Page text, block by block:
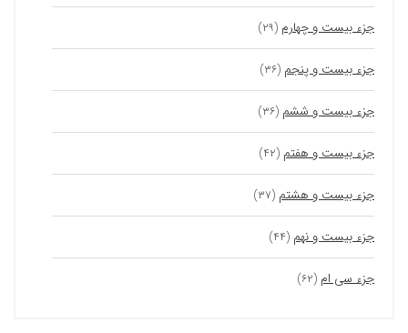
جزء بیست و چهارم (۲۹)
جزء بیست و پنجم (۳۶)
جزء بیست و ششم (۳۶)
جزء بیست و هفتم (۴۲)
جزء بیست و هشتم (۳۷)
جزء بیست و نهم (۴۴)
جزء سی ام (۶۲)